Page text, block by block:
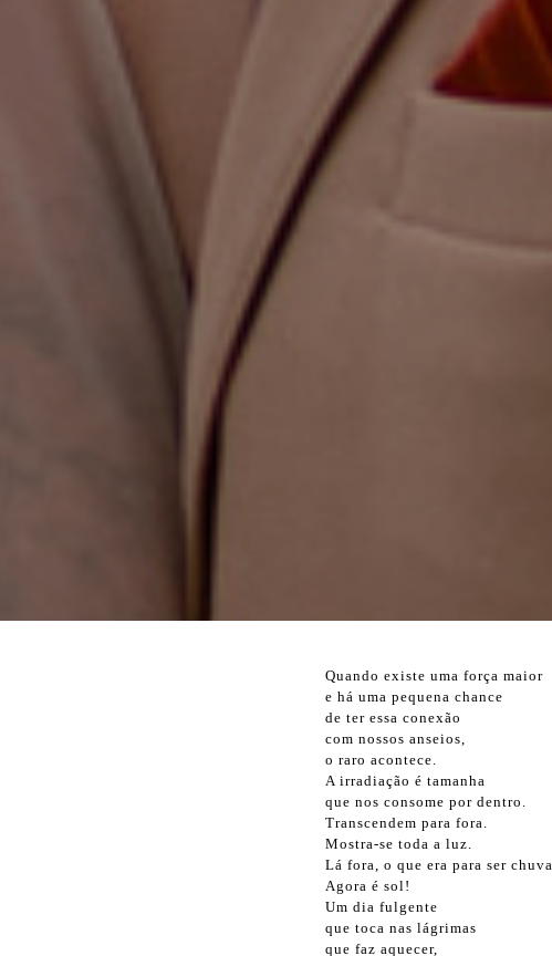
Quando existe uma força maior
e há uma pequena chance
de ter essa conexão
com nossos anseios,
o raro acontece.
A irradiação é tamanha
que nos consome por dentro.
Transcendem para fora.
Mostra-se toda a luz.
Lá fora, o que era para ser chuva
Agora é sol!
Um dia fulgente
que toca nas lágrimas
que faz aquecer,